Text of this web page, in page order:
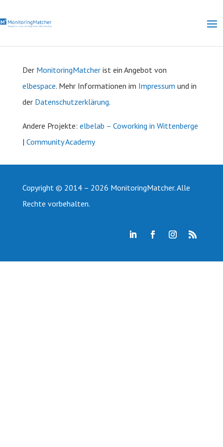
Der MonitoringMatcherist ein Angebot von
elbespace. Mehr Informationen im Impressum und in
der Datenschutzerklärung.
Andere Projekte: elbelab – Coworking in Wittenberge
| Community Academy
Copyright © 2014 – 2026 MonitoringMatcher. Alle
Rechte vorbehalten.